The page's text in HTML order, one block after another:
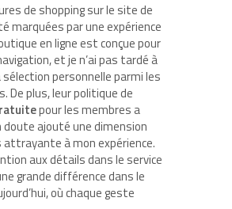
de shopping sur le site de
marquées par une expérience
en ligne est conçue pour
et je n’ai pas tardé à
personnelle parmi les
De plus, leur politique de
pour les membres a
doute ajouté une dimension
attrayante à mon expérience.
aux détails dans le service
grande différence dans le
où chaque geste